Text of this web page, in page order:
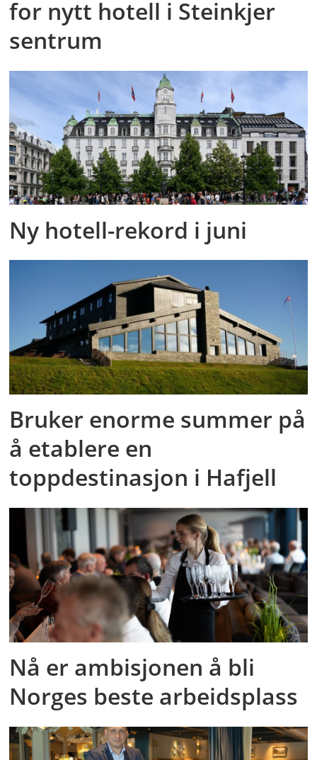
for nytt hotell i Steinkjer
sentrum
Ny hotell-rekord i juni
Bruker enorme summer på
å etablere en
toppdestinasjon i Hafjell
Nå er ambisjonen å bli
Norges beste arbeidsplass